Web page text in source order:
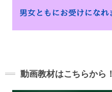
動画教材はこちらから！